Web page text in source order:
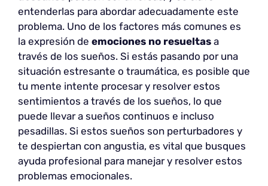
entenderlas para abordar adecuadamente este
problema. Uno de los factores más comunes es
la expresión de emociones no resueltas a
través de los sueños. Si estás pasando por una
situación estresante o traumática, es posible que
tu mente intente procesar y resolver estos
sentimientos a través de los sueños, lo que
puede llevar a sueños continuos e incluso
pesadillas. Si estos sueños son perturbadores y
te despiertan con angustia, es vital que busques
ayuda profesional para manejar y resolver estos
problemas emocionales.